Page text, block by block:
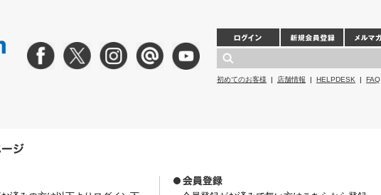
初めてのお客様 | 店舗情報 | HELPDESK | FAQ